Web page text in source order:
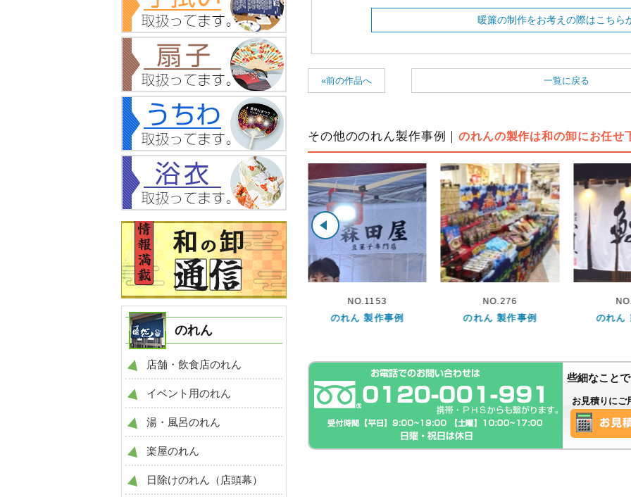
暖簾の制作をお考えの際はこちら
«前の作品へ 一覧に戻る
その他ののれん製作事例｜のれんの製作は和の卸にお任せ
のれん 製作事例
NO.1153
のれん 製作事例
NO.276
のれん 製作事例
NO.269
のれん 製作事例 のれん
些細なこと
お見積りにご
のれん
店舗・飲食店のれん
イベント用のれん
湯・風呂のれん
楽屋のれん
日除けのれん（店頭幕）